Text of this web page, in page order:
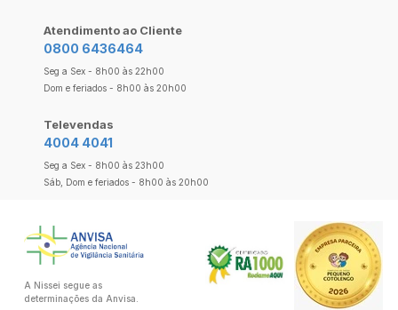
Atendimento ao Cliente
0800 6436464
Seg a Sex - 8h00 às 22h00
Dom e feriados - 8h00 às 20h00
Televendas
4004 4041
Seg a Sex - 8h00 às 23h00
Sáb, Dom e feriados - 8h00 às 20h00
A Nissei segue as
determinações da Anvisa.